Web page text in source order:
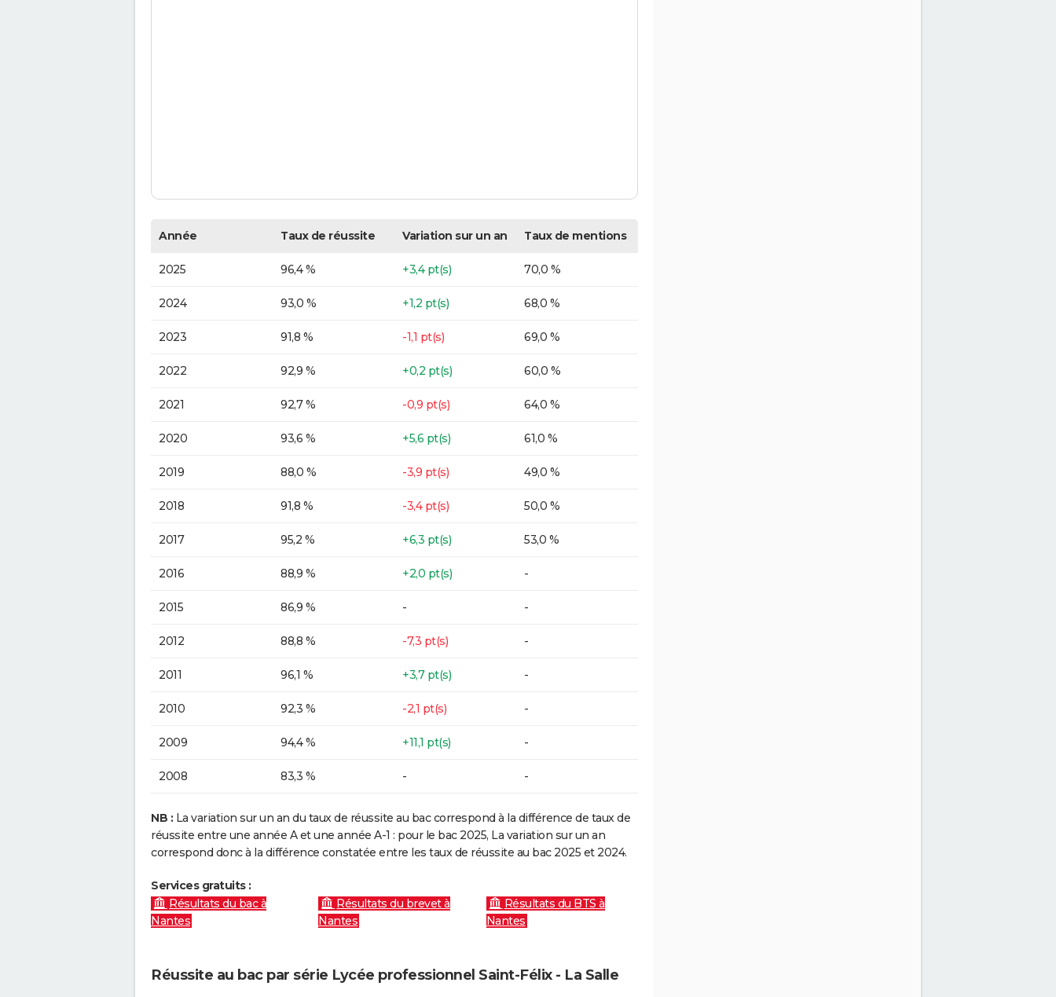
Année Taux de réussite Variation sur un an Taux de mentions
2025 96,4 % +3,4 pt(s) 70,0 %
2024 93,0 % +1,2 pt(s) 68,0 %
2023 91,8 % -1,1 pt(s) 69,0 %
2022 92,9 % +0,2 pt(s) 60,0 %
2021 92,7 % -0,9 pt(s) 64,0 %
2020 93,6 % +5,6 pt(s) 61,0 %
2019 88,0 % -3,9 pt(s) 49,0 %
2018 91,8 % -3,4 pt(s) 50,0 %
2017 95,2 % +6,3 pt(s) 53,0 %
2016 88,9 % +2,0 pt(s) -
2015 86,9 % - -
2012 88,8 % -7,3 pt(s) -
2011 96,1 % +3,7 pt(s) -
2010 92,3 % -2,1 pt(s) -
2009 94,4 % +11,1 pt(s) -
2008 83,3 % - -
NB : La variation sur un an du taux de réussite au bac correspond à la différence de taux de
réussite entre une année A et une année A-1 : pour le bac 2025, La variation sur un an
correspond donc à la différence constatée entre les taux de réussite au bac 2025 et 2024.
Services gratuits :
Résultats du bac à
Nantes
Résultats du brevet à
Nantes
Résultats du BTS à
Nantes
Réussite au bac par série Lycée professionnel Saint-Félix - La Salle